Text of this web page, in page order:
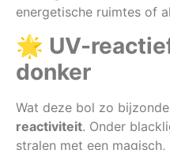
energetische ruimtes of
🌟 UV-
donker
Wat deze bol zo
reactiviteit . Onder
stralen met een